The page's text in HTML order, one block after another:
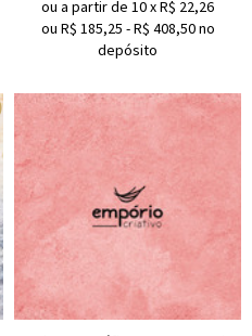
ou a partir de 10xR$ 22,26
ou R$ 185,25 -R$ 408,50no
depósito